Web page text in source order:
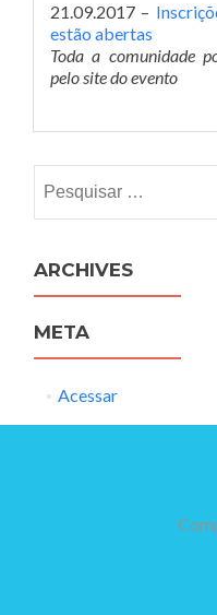
21.09.2017 –
estão abertas
Toda a comunidade
pelo site do evento
por:
ARCHIVES
META
Acessar